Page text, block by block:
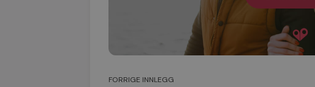
FORRIGE INNLEGG